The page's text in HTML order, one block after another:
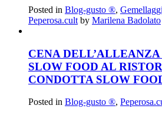
Posted in Blog-gusto ®,
Peperosa.cult by Marilena Badolato
CENA
SLOW FOOD AL
CONDOTTA SLOW
Posted in Blog-gusto ®,